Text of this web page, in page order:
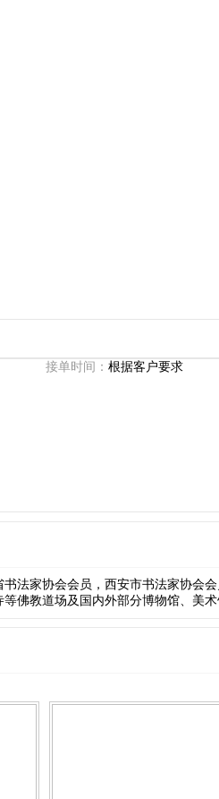
接单时间： 根据客户要求
法家协会会员，西安市书法家协会
佛教道场及国内外部分博物馆、美术